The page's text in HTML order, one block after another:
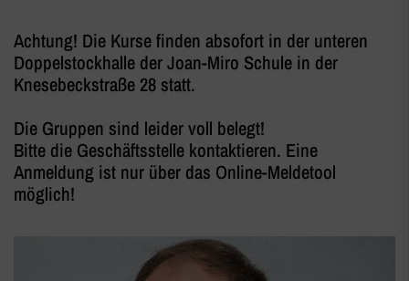
Achtung! Die Kurse finden absofort in der unteren
Doppelstockhalle der Joan-Miro Schule in der
Knesebeckstraße 28 statt.
Die Gruppen sind leider voll belegt!
Bitte die Geschäftsstelle kontaktieren. Eine
Anmeldung ist nur über das Online-Meldetool
möglich!